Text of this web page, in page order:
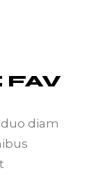
FAV
diam